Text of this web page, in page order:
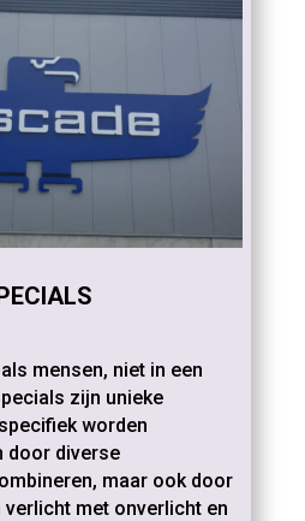
mensen, niet in een
zijn unieke
worden
door diverse
maar ook door
verlicht met onverlicht en